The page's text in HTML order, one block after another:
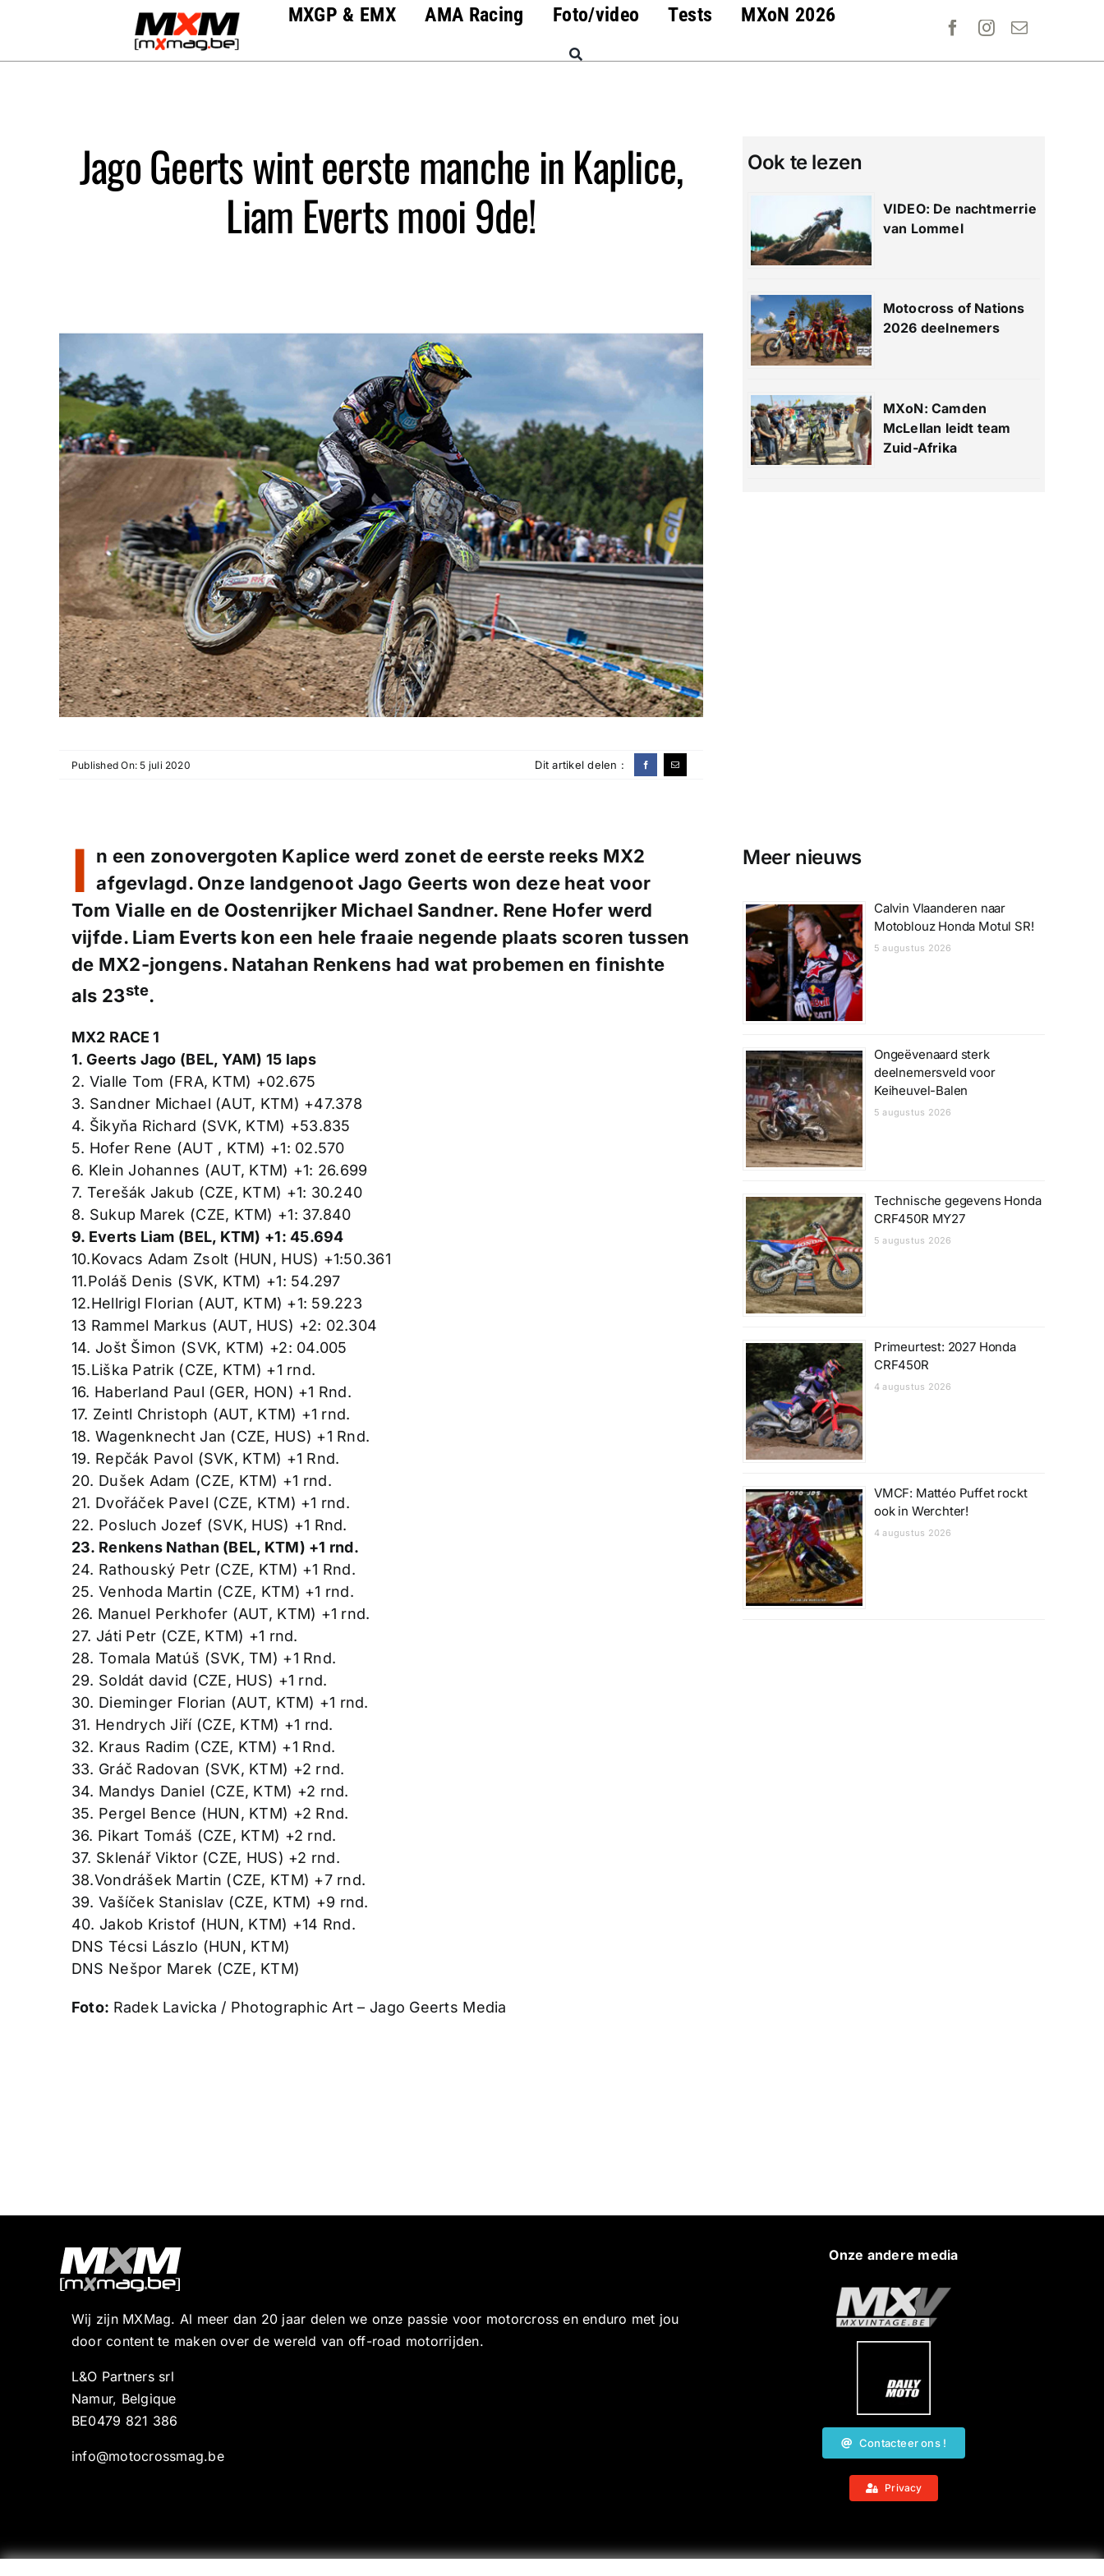
MXGP & EMX AMA Racing Foto/video Tests MXoN 2026
Jago Geerts wint eerste manche in Kaplice,
Liam Everts mooi 9de!
Ook te lezen
VIDEO: De nachtmerrie
van Lommel
Motocross of Nations
2026 deelnemers
MXoN: Camden
McLellan leidt team
Zuid-Afrika
Published On: 5 juli 2020 Dit artikel delen :
I n een zonovergoten Kaplice werd zonet de eerste reeks MX2
afgevlagd. Onze landgenoot Jago Geerts won deze heat voor
Tom Vialle en de Oostenrijker Michael Sandner. Rene Hofer werd
vijfde. Liam Everts kon een hele fraaie negende plaats scoren tussen
de MX2-jongens. Natahan Renkens had wat probemen en finishte
als 23ste.
MX2 RACE 1
1. Geerts Jago (BEL, YAM) 15 laps
2. Vialle Tom (FRA, KTM) +02.675
3. Sandner Michael (AUT, KTM) +47.378
4. Šikyňa Richard (SVK, KTM) +53.835
5. Hofer Rene (AUT , KTM) +1: 02.570
6. Klein Johannes (AUT, KTM) +1: 26.699
7. Terešák Jakub (CZE, KTM) +1: 30.240
8. Sukup Marek (CZE, KTM) +1: 37.840
9. Everts Liam (BEL, KTM) +1: 45.694
10.Kovacs Adam Zsolt (HUN, HUS) +1:50.361
11.Poláš Denis (SVK, KTM) +1: 54.297
12.Hellrigl Florian (AUT, KTM) +1: 59.223
13 Rammel Markus (AUT, HUS) +2: 02.304
14. Jošt Šimon (SVK, KTM) +2: 04.005
15.Liška Patrik (CZE, KTM) +1 rnd.
16. Haberland Paul (GER, HON) +1 Rnd.
17. Zeintl Christoph (AUT, KTM) +1 rnd.
18. Wagenknecht Jan (CZE, HUS) +1 Rnd.
19. Repčák Pavol (SVK, KTM) +1 Rnd.
20. Dušek Adam (CZE, KTM) +1 rnd.
21. Dvořáček Pavel (CZE, KTM) +1 rnd.
22. Posluch Jozef (SVK, HUS) +1 Rnd.
23. Renkens Nathan (BEL, KTM) +1 rnd.
24. Rathouský Petr (CZE, KTM) +1 Rnd.
25. Venhoda Martin (CZE, KTM) +1 rnd.
26. Manuel Perkhofer (AUT, KTM) +1 rnd.
27. Játi Petr (CZE, KTM) +1 rnd.
28. Tomala Matúš (SVK, TM) +1 Rnd.
29. Soldát david (CZE, HUS) +1 rnd.
30. Dieminger Florian (AUT, KTM) +1 rnd.
31. Hendrych Jiří (CZE, KTM) +1 rnd.
32. Kraus Radim (CZE, KTM) +1 Rnd.
33. Gráč Radovan (SVK, KTM) +2 rnd.
34. Mandys Daniel (CZE, KTM) +2 rnd.
35. Pergel Bence (HUN, KTM) +2 Rnd.
36. Pikart Tomáš (CZE, KTM) +2 rnd.
37. Sklenář Viktor (CZE, HUS) +2 rnd.
38.Vondrášek Martin (CZE, KTM) +7 rnd.
39. Vašíček Stanislav (CZE, KTM) +9 rnd.
40. Jakob Kristof (HUN, KTM) +14 Rnd.
DNS Técsi Lászlo (HUN, KTM)
DNS Nešpor Marek (CZE, KTM)
Foto: Radek Lavicka / Photographic Art – Jago Geerts Media
Meer nieuws
Calvin Vlaanderen naar
Motoblouz Honda Motul SR!
5 augustus 2026
Ongeëvenaard sterk
deelnemersveld voor
Keiheuvel-Balen
5 augustus 2026
Technische gegevens Honda
CRF450R MY27
5 augustus 2026
Primeurtest: 2027 Honda
CRF450R
4 augustus 2026
VMCF: Mattéo Puffet rockt
ook in Werchter!
4 augustus 2026
Wij zijn MXMag. Al meer dan 20 jaar delen we onze passie voor motorcross en enduro met jou
door content te maken over de wereld van off-road motorrijden.
L&O Partners srl
Namur, Belgique
BE0479 821 386
info@motocrossmag.be
Onze andere media
Contacteer ons !
Privacy